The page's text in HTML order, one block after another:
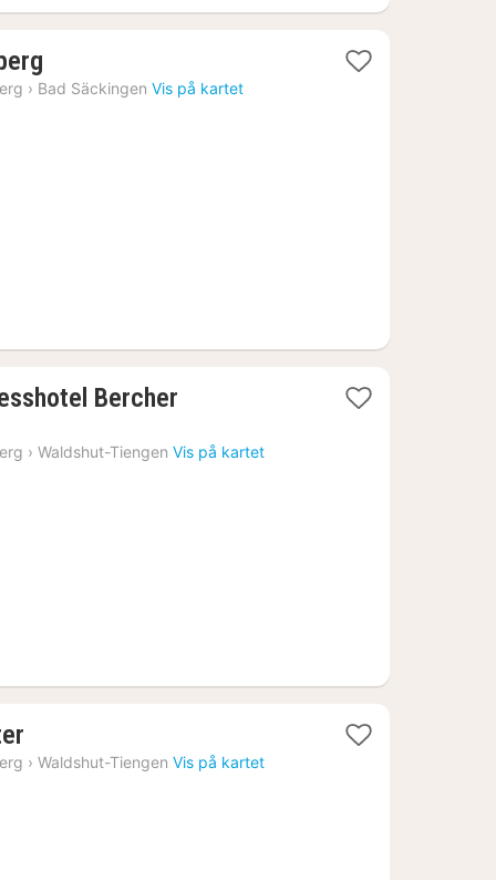
natt
› Bad Säckingen Vis på kartet
Bercher
fra
› Waldshut-Tiengen Vis på kartet
natt
› Waldshut-Tiengen Vis på kartet